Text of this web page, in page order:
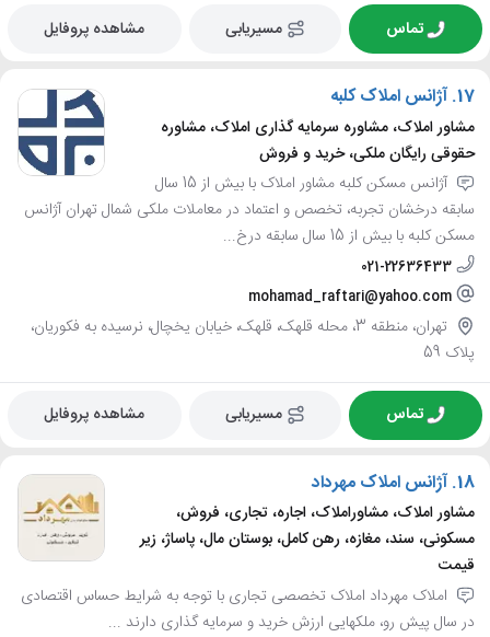
تماس مسیریابی مشاهده پروفایل
17. آژانس املاک کلبه
مشاور املاک، مشاوره سرمایه گذاری املاک، مشاوره
حقوقی رایگان ملکی، خرید و فروش
آژانس مسکن کلبه مشاور املاک با بیش از 15 سال
سابقه درخشان تجربه، تخصص و اعتماد در معاملات ملکی شمال تهران آژانس
مسکن کلبه با بیش از 15 سال سابقه درخ...
021-22636433
mohamad_raftari@yahoo.com
تهران، منطقه 3، محله قلهک، قلهک، خیابان یخچال، نرسیده به فکوریان،
پلاک 59
تماس مسیریابی مشاهده پروفایل
18. آژانس املاک مهرداد
مشاور املاک، مشاوراملاک، اجاره، تجاری، فروش،
مسکونی، سند، مغازه، رهن کامل، بوستان مال، پاساژ، زیر
قیمت
املاک مهرداد املاک تخصصی تجاری با توجه به شرایط حساس اقتصادی
در سال پیش رو، ملکهایی ارزش خرید و سرمایه گذاری دارند ...